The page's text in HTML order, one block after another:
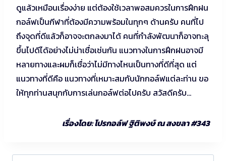
ดูแล้วเหมือนเรื่องง่าย แต่ต้องใช้เวลาพอสมควรในการฝึกฝน
กอล์ฟเป็นกีฬาที่ต้องมีความพร้อมในทุกๆ ด้านครับ คนที่ไป
ถึงจุดที่ดีแล้วก็อาจจะตกลงมาได้ คนที่กำลังพัฒนาก็อาจทะลุ
ขึ้นไปดีได้อย่างไม่น่าเชื่อเช่นกัน แนวทางในการฝึกฝนอาจมี
หลายทางและผมก็เชื่อว่าไม่มีทางไหนเป็นทางที่ดีที่สุด แต่
แนวทางที่ดีคือ แนวทางที่เหมาะสมกับนักกอล์ฟแต่ละท่าน ขอ
ให้ทุกท่านสนุกกับการเล่นกอล์ฟต่อไปครับ สวัสดีครับ…
เรื่องโดย: โปรกอล์ฟ ฐิติพงษ์ ณ สงขลา #343